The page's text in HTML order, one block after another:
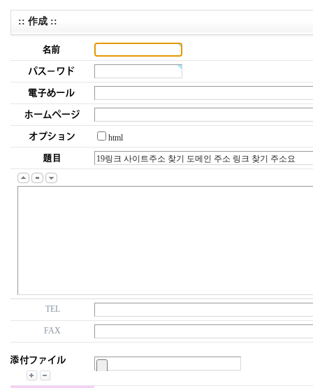
:: 作成 ::
html
TEL
FAX